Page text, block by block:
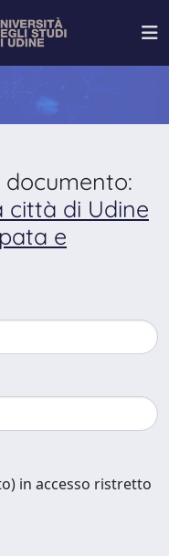
documento:
città di Udine
e
in accesso ristretto